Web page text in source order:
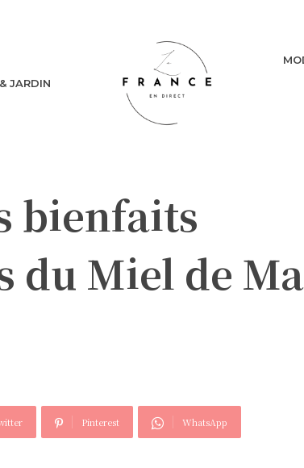
JARDIN
bienfaits
du Miel de
Pinterest WhatsApp